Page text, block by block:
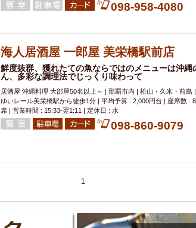
098-958-4080
海人居酒屋 一郎屋 美栄橋駅前店
鮮度抜群、獲れたての魚ならではのメニューは沖
ん、多彩な調理法でじっくり味わって
居酒屋 沖縄料理 大部屋50名以上～ | 那覇市内 | 松山・久米・前島 |
ゆいレール美栄橋駅から徒歩1分 | 平均予算 : 2,000円台 | 座席数 :
席 | 営業時間 : 15:33-翌1:11 | 定休日 : 水
098-860-9079
1